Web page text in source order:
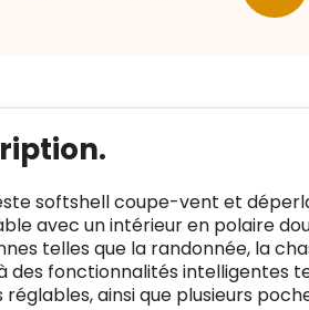
softshell coupe-vent et
avec un intérieur en polaire
telles que la randonnée, la
des fonctionnalités intelligentes
ainsi que plusieurs